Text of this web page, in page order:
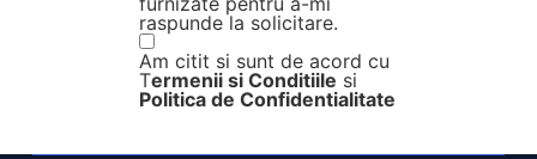
raspunde la solicitare.
Am citit si sunt de acord cu
Termenii si Conditiile si
Politica de Confidentialitate